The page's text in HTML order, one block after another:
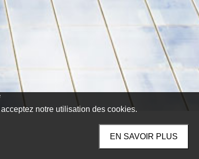
notre utilisation des cookies.
EN SAVOIR PLUS